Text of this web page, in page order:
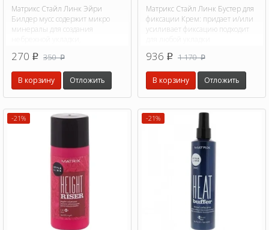
Матрикс Стайл Линк Эйри
Билдер мусс содержит микро
минералы для создания
придания текстурного объема.
270 p 350 p
В корзину Отложить
Матрикс Стайл Линк Бустер для
фиксации Крем: придает и/или
усиливает фиксацию подходит
936 p 1 170 p
В корзину Отложить
-21% -21%